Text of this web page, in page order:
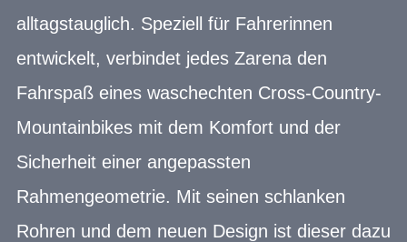
alltagstauglich. Speziell für Fahrerinnen
entwickelt, verbindet jedes Zarena den
Fahrspaß eines waschechten Cross-Country-
Mountainbikes mit dem Komfort und der
Sicherheit einer angepassten
Rahmengeometrie. Mit seinen schlanken
Rohren und dem neuen Design ist dieser dazu